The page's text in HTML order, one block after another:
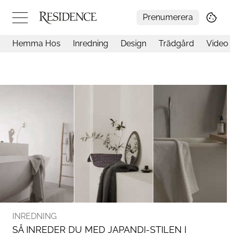
Prenumerera
Inredning
Livsstil
Mat & Dryck
Influencers
Mer
Hemma Hos Inredning Design Trädgård Video
INREDNING
SÅ INREDER DU MED JAPANDI-STILEN I